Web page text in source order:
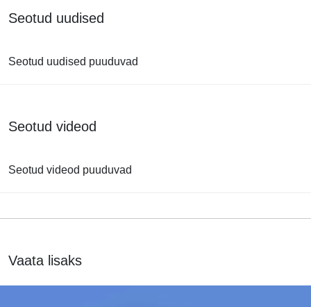
Seotud uudised
Seotud uudised puuduvad
Seotud videod
Seotud videod puuduvad
Vaata lisaks